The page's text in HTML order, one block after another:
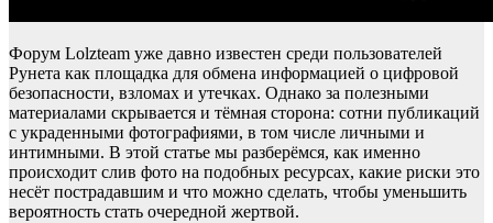
Форум Lolzteam уже давно известен среди пользователей
Рунета как площадка для обмена информацией о цифровой
безопасности, взломах и утечках. Однако за полезными
материалами скрывается и тёмная сторона: сотни публикаций
с украденными фотографиями, в том числе личными и
интимными. В этой статье мы разберёмся, как именно
происходит слив фото на подобных ресурсах, какие риски это
несёт пострадавшим и что можно сделать, чтобы уменьшить
вероятность стать очередной жертвой.